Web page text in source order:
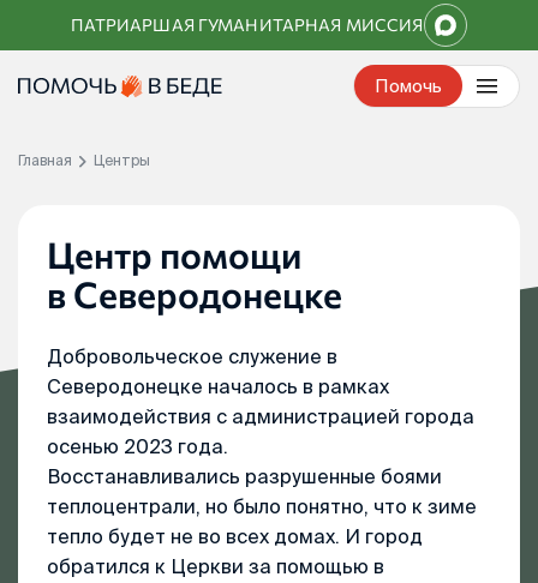
Перейти
к
контенту
ПАТРИАРШАЯ ГУМАНИТАРНАЯ МИССИЯ
Помочь
Главная Центры
Центр помощи
в Северодонецке
Добровольческое служение в
Северодонецке началось в рамках
взаимодействия с администрацией города
осенью 2023 года.
Восстанавливались разрушенные боями
теплоцентрали, но было понятно, что к зиме
тепло будет не во всех домах. И город
обратился к Церкви за помощью в